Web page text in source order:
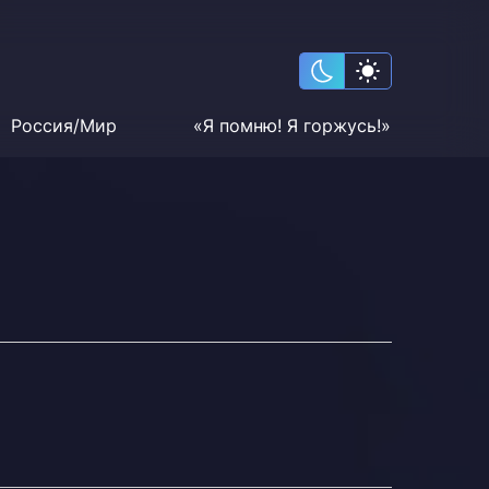
Россия/Мир «Я помню! Я горжусь!»